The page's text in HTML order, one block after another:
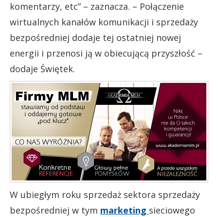
komentarzy, etc” – zaznacza. – Połączenie
wirtualnych kanałów komunikacji i sprzedaży
bezpośredniej dodaje tej ostatniej nowej
energii i przenosi ją w obiecującą przyszłość –
dodaje Świętek.
W ubiegłym roku sprzedaż sektora sprzedaży
bezpośredniej w tym marketing sieciowego